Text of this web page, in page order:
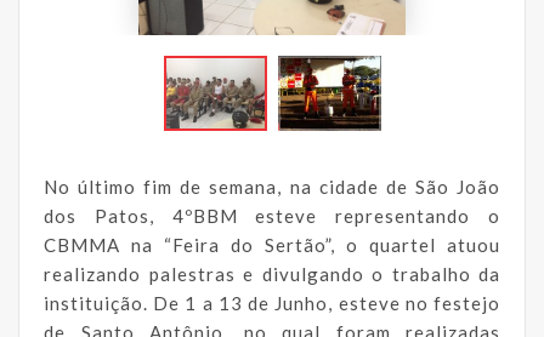
No último fim de semana, na cidade de São João
dos Patos, 4ºBBM esteve representando o
CBMMA na “Feira do Sertão”, o quartel atuou
realizando palestras e divulgando o trabalho da
instituição. De 1 a 13 de Junho, esteve no festejo
de Santo Antônio, no qual foram realizadas